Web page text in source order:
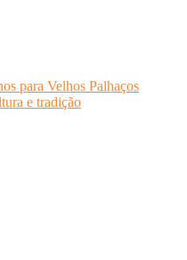
para Velhos Palhaços
e tradição